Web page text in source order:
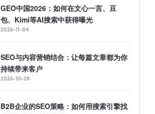
GEO中国2026：如何在文心一言、豆
包、Kimi等AI搜索中获得曝光
2026-11-04
SEO与内容营销结合：让每篇文章都为你
持续带来客户
2026-10-28
B2B企业的SEO策略：如何用搜索引擎找